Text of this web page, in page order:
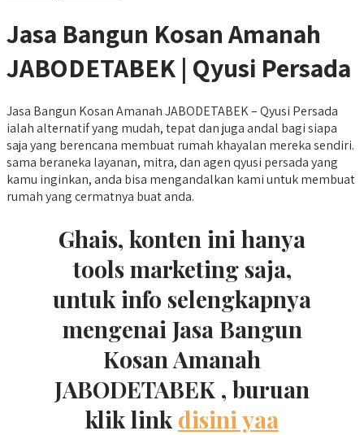
Jasa Bangun Kosan Amanah
JABODETABEK | Qyusi Persada
Jasa Bangun Kosan Amanah JABODETABEK – Qyusi Persada
ialah alternatif yang mudah, tepat dan juga andal bagi siapa
saja yang berencana membuat rumah khayalan mereka sendiri.
sama beraneka layanan, mitra, dan agen qyusi persada yang
kamu inginkan, anda bisa mengandalkan kami untuk membuat
rumah yang cermatnya buat anda.
Ghais, konten ini hanya
tools marketing saja,
untuk info selengkapnya
mengenai Jasa Bangun
Kosan Amanah
JABODETABEK , buruan
klik link disini yaa